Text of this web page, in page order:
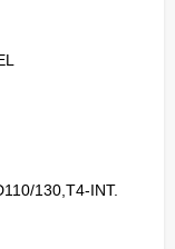
130,T4-INT.